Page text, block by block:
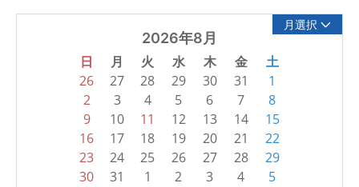
月選択
2026年8月
日 月 火 水 木 金 土
26 27 28 29 30 31
1
2
3 4 5 6 7
8
9
10 11 12 13 14
15
16
17 18 19 20 21
22
23
24 25 26 27 28
29
30
31 1 2 3 4 5